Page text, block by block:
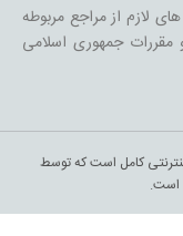
لازم از مراجع مربوطه
مقررات جمهوری اسلامی
کامل است که توسط
است.